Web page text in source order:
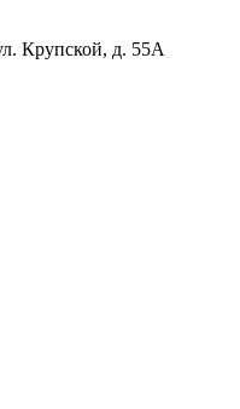
Крупской, д. 55А